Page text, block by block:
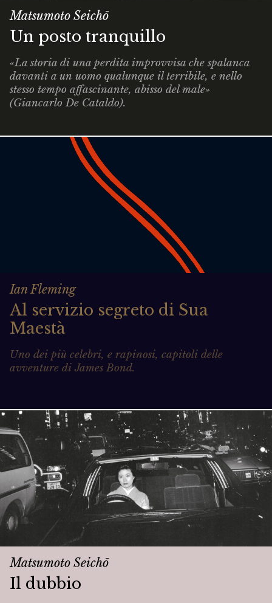
Matsumoto Seichō
Un posto tranquillo
«La storia di una perdita improvvisa che spalanca
davanti a un uomo qualunque il terribile, e nello
stesso tempo affascinante, abisso del male»
(Giancarlo De Cataldo).
Ian Fleming
Al servizio segreto di Sua
Maestà
Uno dei più celebri, e rapinosi, capitoli delle
avventure di James Bond.
Matsumoto Seichō
Il dubbio